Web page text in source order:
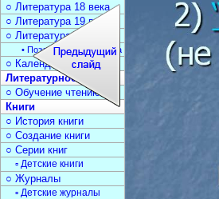
○ Литература 18 века
○ Литература 19 века
○ Литература 20 века
• Поэзия Серебрян. века
○ Календарь дат
Литературное чтение
○ Обучение чтению
Книги
○ История книги
○ Создание книги
○ Серии книг
▫ Детские книги
○ Журналы
▫ Детские журналы